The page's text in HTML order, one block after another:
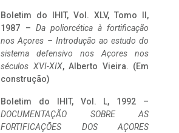
Boletim do IHIT, Vol. XLV, Tomo II,
1987 – Da poliorcética à fortificação
nos Açores – Introdução ao estudo do
sistema defensivo nos Açores nos
séculos XVI-XIX, Alberto Vieira. (Em
construção)
Boletim do IHIT, Vol. L, 1992 –
DOCUMENTAÇÃO SOBRE AS
FORTIFICAÇÕES DOS AÇORES